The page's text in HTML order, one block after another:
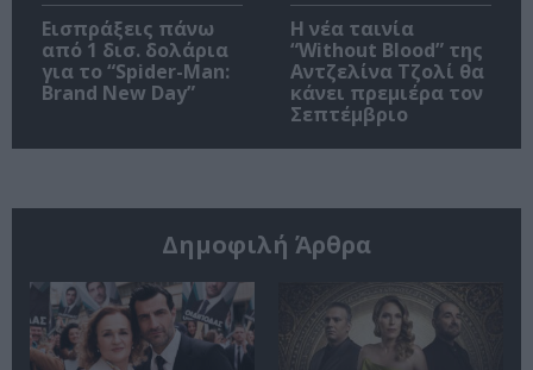
Εισπράξεις πάνω
από 1 δισ. δολάρια
για το “Spider-Man:
Brand New Day”
Η νέα ταινία
“Without Blood” της
Αντζελίνα Τζολί θα
κάνει πρεμιέρα τον
Σεπτέμβριο
Δημοφιλή Άρθρα